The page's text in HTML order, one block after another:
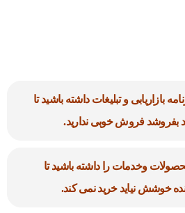
بازاریابی و تبلیغات داشته باشید تا
بفروشد فروش خوبی ندارید.
وخدمات را داشته باشید تا
خوشش نیاید خرید نمی کند.